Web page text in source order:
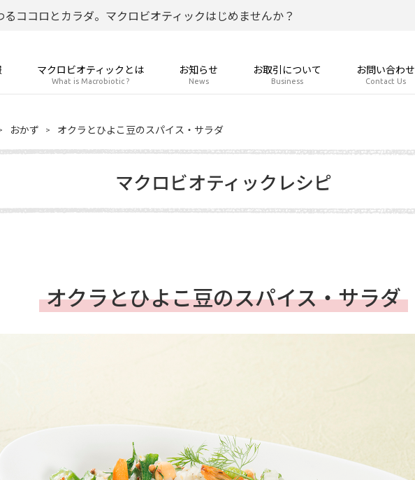
るココロとカラダ。マクロビオティックはじめませんか？
マクロビオティックとは
What is Macrobiotic ?
お知らせ
News
お取引について
Business
お問い合わせ
Contact Us
おかず オクラとひよこ豆のスパイス・サラダ
マクロビオティックレシピ
オクラとひよこ豆のスパイス・サラダ